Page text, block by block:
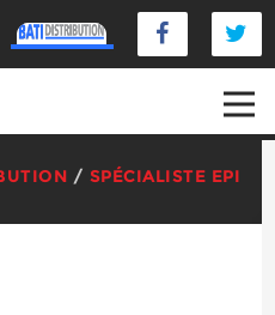
/ SPÉCIALISTE EPI